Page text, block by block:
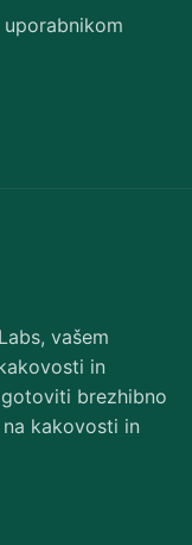
vašem
in
brezhibno
kakovosti in